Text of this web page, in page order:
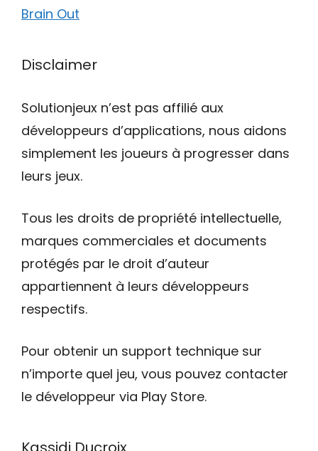
Brain Out
Disclaimer
Solutionjeux n’est pas affilié aux
développeurs d’applications, nous aidons
simplement les joueurs à progresser dans
leurs jeux.
Tous les droits de propriété intellectuelle,
marques commerciales et documents
protégés par le droit d’auteur
appartiennent à leurs développeurs
respectifs.
Pour obtenir un support technique sur
n’importe quel jeu, vous pouvez contacter
le développeur via Play Store.